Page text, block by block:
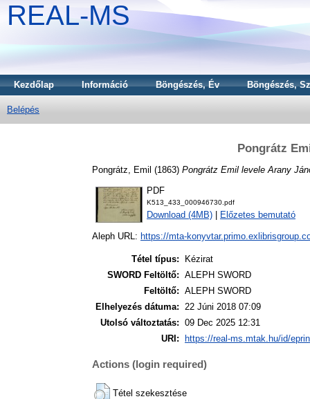
REAL-MS
Kezdőlap Információ Böngészés, Év Böngészés,
Belépés
Pongrátz
Pongrátz, Emil (1863) Pongrátz Emil levele Arany
PDF
K513_433_000946730.pdf
Download (4MB) Előzetes bemutató
Aleph URL: https://mta-
Tétel típus:
Kézirat
SWORD Feltöltő: ALEPH SWORD
Feltöltő: ALEPH SWORD
Elhelyezés dátuma: 22 Júni 2018 07:09
Utolsó változtatás: 09 Dec 2025 12:31
URI:
https://real-ms.mtak.hu/id/
Actions (login required)
Tétel szekesztése